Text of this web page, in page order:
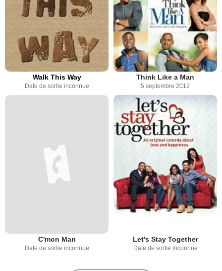
Walk This Way
Date de sortie inconnue
Think Like a Man
5 septembre 2012
C'mon Man
Date de sortie inconnue
Let's Stay Together
Date de sortie inconnue